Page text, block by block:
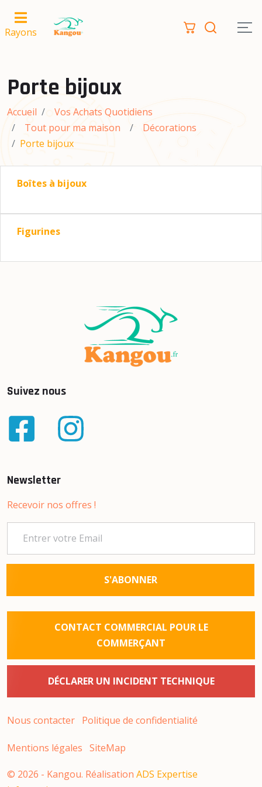
Rayons
Porte bijoux
Accueil
Vos Achats Quotidiens
Tout pour ma maison
Décorations
Porte bijoux
Boîtes à bijoux
Figurines
Suivez nous
Newsletter
Recevoir nos offres !
S'ABONNER
CONTACT COMMERCIAL POUR LE
COMMERÇANT
DÉCLARER UN INCIDENT TECHNIQUE
Nous contacter Politique de confidentialité
Mentions légales SiteMap
© 2026 - Kangou. Réalisation ADS Expertise